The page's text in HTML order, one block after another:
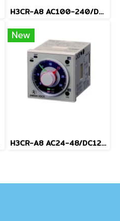
H3CR-A8 AC100-240/DC100-125
New
H3CR-A8 AC24-48/DC12-48